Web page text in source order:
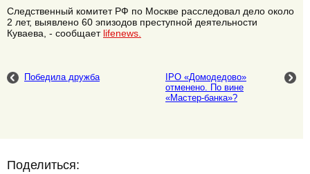
Следственный комитет РФ по Москве расследовал дело около
2 лет, выявлено 60 эпизодов преступной деятельности
Куваева, - сообщает lifenews.
Победила дружба
IPO «Домодедово»
отменено. По вине
«Мастер-банка»?
Поделиться: